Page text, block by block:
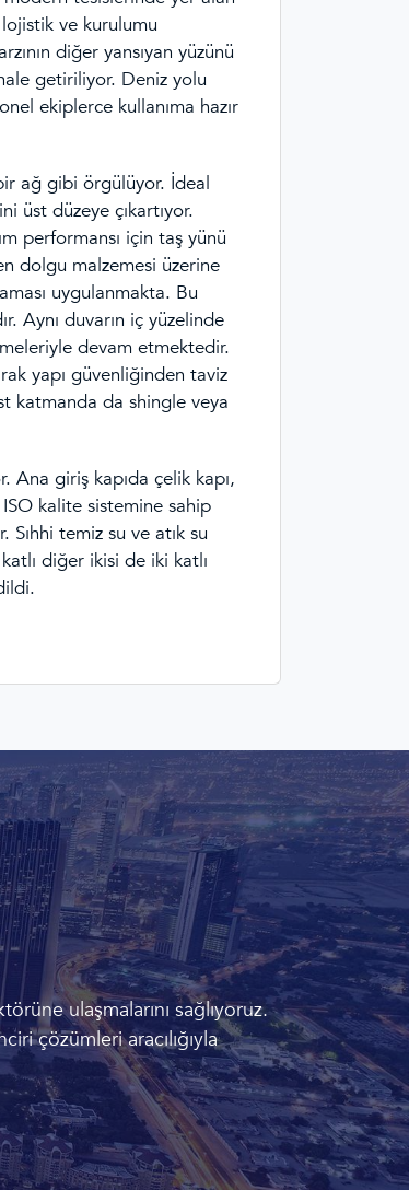
ve kurulumu
diğer yansıyan yüzünü
getiriliyor. Deniz yolu
ekiplerce kullanıma hazır
ağ gibi örgülüyor. İdeal
üst düzeye çıkartıyor.
performansı için taş yünü
dolgu malzemesi üzerine
uygulanmakta. Bu
Aynı duvarın iç yüzelinde
devam etmektedir.
yapı güvenliğinden taviz
katmanda da shingle veya
Ana giriş kapıda çelik kapı,
kalite sistemine sahip
temiz su ve atık su
diğer ikisi de iki katlı
ulaşmalarını sağlıyoruz.
çözümleri aracılığıyla